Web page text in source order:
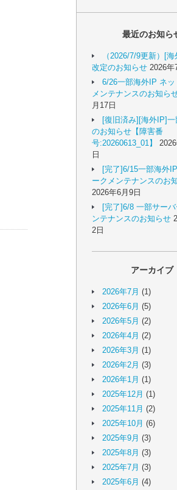
最近のお知ら
（2026/7/9更新）[
改定のお知らせ 2026年
6/26一部海外IP ネッ
メンテナンスのお知ら
月17日
[復旧済み][海外IP]
のお知らせ【障害番
号:20260613_01】
日
[完了]6/15一部海外
ークメンテナンスのお
2026年6月9日
[完了]6/8 一部サー
ンテナンスのお知らせ
2日
アーカイブ
2026年7月 (1)
2026年6月 (5)
2026年5月 (2)
2026年4月 (2)
2026年3月 (1)
2026年2月 (3)
2026年1月 (1)
2025年12月 (1)
2025年11月 (2)
2025年10月 (6)
2025年9月 (3)
2025年8月 (3)
2025年7月 (3)
2025年6月 (4)